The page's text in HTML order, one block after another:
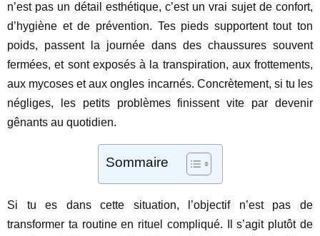
n’est pas un détail esthétique, c’est un vrai sujet de confort,
d’hygiène et de prévention. Tes pieds supportent tout ton
poids, passent la journée dans des chaussures souvent
fermées, et sont exposés à la transpiration, aux frottements,
aux mycoses et aux ongles incarnés. Concrètement, si tu les
négliges, les petits problèmes finissent vite par devenir
gênants au quotidien.
Sommaire
Si tu es dans cette situation, l’objectif n’est pas de
transformer ta routine en rituel compliqué. Il s’agit plutôt de